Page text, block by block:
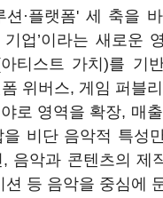
션·플랫폼' 세 축을
업’이라는 새로운
티스트 가치)를 기
위버스, 게임 퍼블
로 영역을 확장, 매
비단 음악적 특성
음악과 콘텐츠의 제
션 등 음악을 중심에